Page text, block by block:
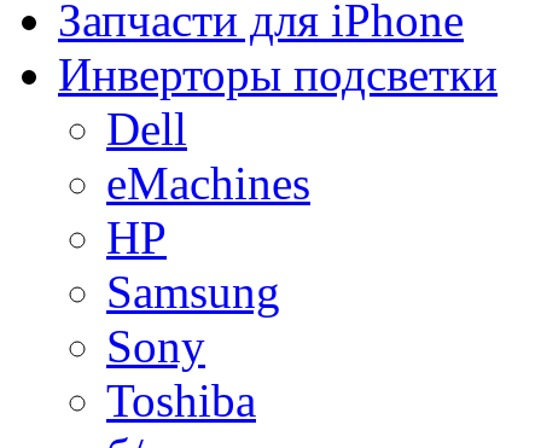
Запчасти для iPhone
Инверторы подсветки
Dell
eMachines
HP
Samsung
Sony
Toshiba